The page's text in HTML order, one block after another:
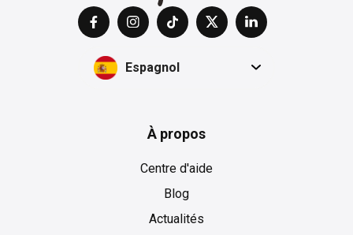
Espagnol
À propos
Centre d'aide
Blog
Actualités